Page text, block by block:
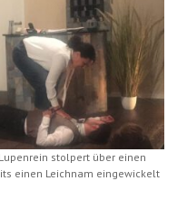
stolpert über einen
einen Leichnam eingewickelt